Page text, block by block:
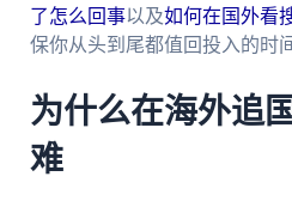
了怎么回事以及如何在国外看
保你从头到尾都值回投入的时间
为什么在海外追
难